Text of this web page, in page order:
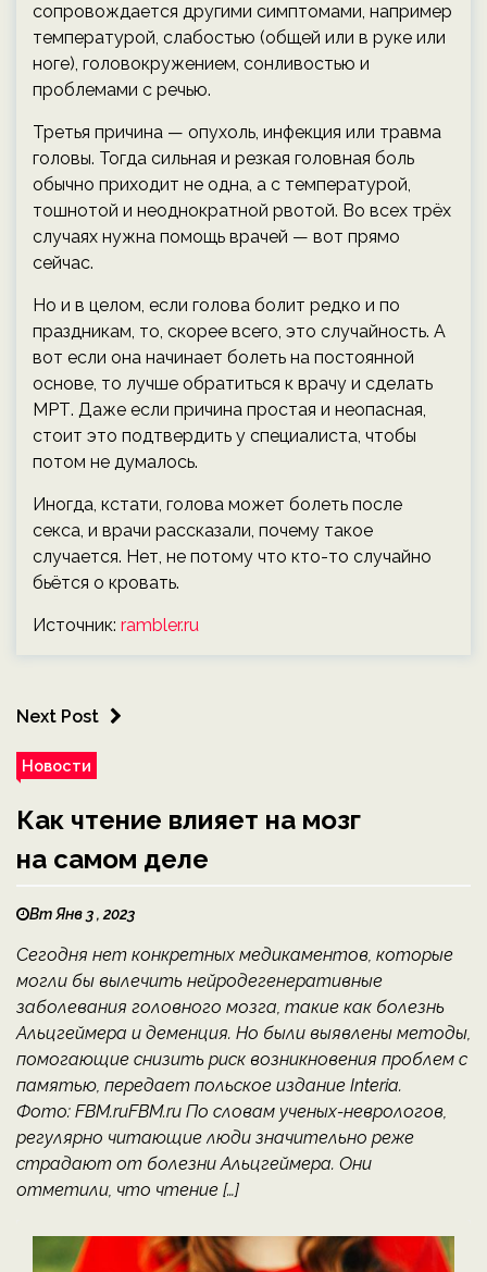
сопровождается другими симптомами, например
температурой, слабостью (общей или в руке или
ноге), головокружением, сонливостью и
проблемами с речью.
Третья причина — опухоль, инфекция или травма
головы. Тогда сильная и резкая головная боль
обычно приходит не одна, а с температурой,
тошнотой и неоднократной рвотой. Во всех трёх
случаях нужна помощь врачей — вот прямо
сейчас.
Но и в целом, если голова болит редко и по
праздникам, то, скорее всего, это случайность. А
вот если она начинает болеть на постоянной
основе, то лучше обратиться к врачу и сделать
МРТ. Даже если причина простая и неопасная,
стоит это подтвердить у специалиста, чтобы
потом не думалось.
Иногда, кстати, голова может болеть после
секса, и врачи рассказали, почему такое
случается. Нет, не потому что кто-то случайно
бьётся о кровать.
Источник: rambler.ru
Next Post
Новости
Как чтение влияет на мозг
на самом деле
Вт Янв 3 , 2023
Сегодня нет конкретных медикаментов, которые
могли бы вылечить нейродегенеративные
заболевания головного мозга, такие как болезнь
Альцгеймера и деменция. Но были выявлены методы,
помогающие снизить риск возникновения проблем с
памятью, передает польское издание Interia.
Фото: FBM.ruFBM.ru По словам ученых-неврологов,
регулярно читающие люди значительно реже
страдают от болезни Альцгеймера. Они
отметили, что чтение […]